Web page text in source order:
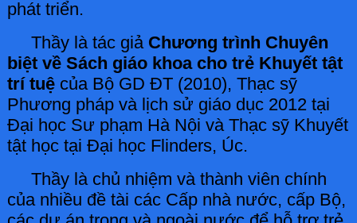
phát triển.
Thầy là tác giả Chương trình Chuyên
biệt về Sách giáo khoa cho trẻ Khuyết tật
trí tuệ của Bộ GD ĐT (2010), Thạc sỹ
Phương pháp và lịch sử giáo dục 2012 tại
Đại học Sư phạm Hà Nội và Thạc sỹ Khuyết
tật học tại Đại học Flinders, Úc.
Thầy là chủ nhiệm và thành viên chính
của nhiều đề tài các Cấp nhà nước, cấp Bộ,